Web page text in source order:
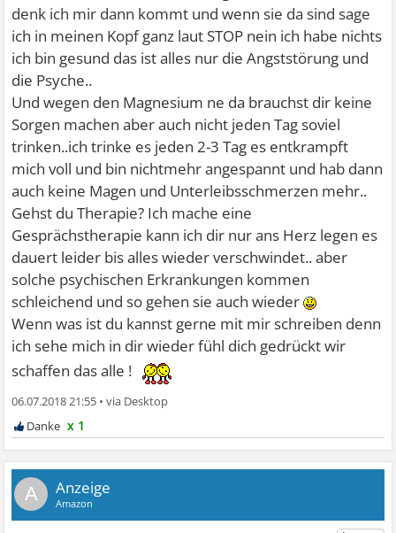
denk ich mir dann kommt und wenn sie da sind sage
ich in meinen Kopf ganz laut STOP nein ich habe nichts
ich bin gesund das ist alles nur die Angststörung und
die Psyche..
Und wegen den Magnesium ne da brauchst dir keine
Sorgen machen aber auch nicht jeden Tag soviel
trinken..ich trinke es jeden 2-3 Tag es entkrampft
mich voll und bin nichtmehr angespannt und hab dann
auch keine Magen und Unterleibsschmerzen mehr..
Gehst du Therapie? Ich mache eine
Gesprächstherapie kann ich dir nur ans Herz legen es
dauert leider bis alles wieder verschwindet.. aber
solche psychischen Erkrankungen kommen
schleichend und so gehen sie auch wieder
Wenn was ist du kannst gerne mit mir schreiben denn
ich sehe mich in dir wieder fühl dich gedrückt wir
schaffen das alle !
06.07.2018 21:55 •
x 1
A